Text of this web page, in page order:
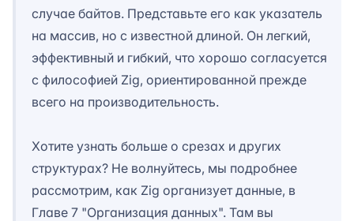
случае байтов. Представьте его как указатель
на массив, но с известной длиной. Он легкий,
эффективный и гибкий, что хорошо согласуется
с философией Zig, ориентированной прежде
всего на производительность.
Хотите узнать больше о срезах и других
структурах? Не волнуйтесь, мы подробнее
рассмотрим, как Zig организует данные, в
Главе 7 "Организация данных". Там вы